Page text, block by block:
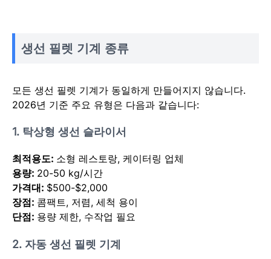
생선 필렛 기계 종류
모든 생선 필렛 기계가 동일하게 만들어지지 않습니다.
2026년 기준 주요 유형은 다음과 같습니다:
1. 탁상형 생선 슬라이서
최적용도: 소형 레스토랑, 케이터링 업체
용량: 20-50 kg/시간
가격대: $500-$2,000
장점: 콤팩트, 저렴, 세척 용이
단점: 용량 제한, 수작업 필요
2. 자동 생선 필렛 기계